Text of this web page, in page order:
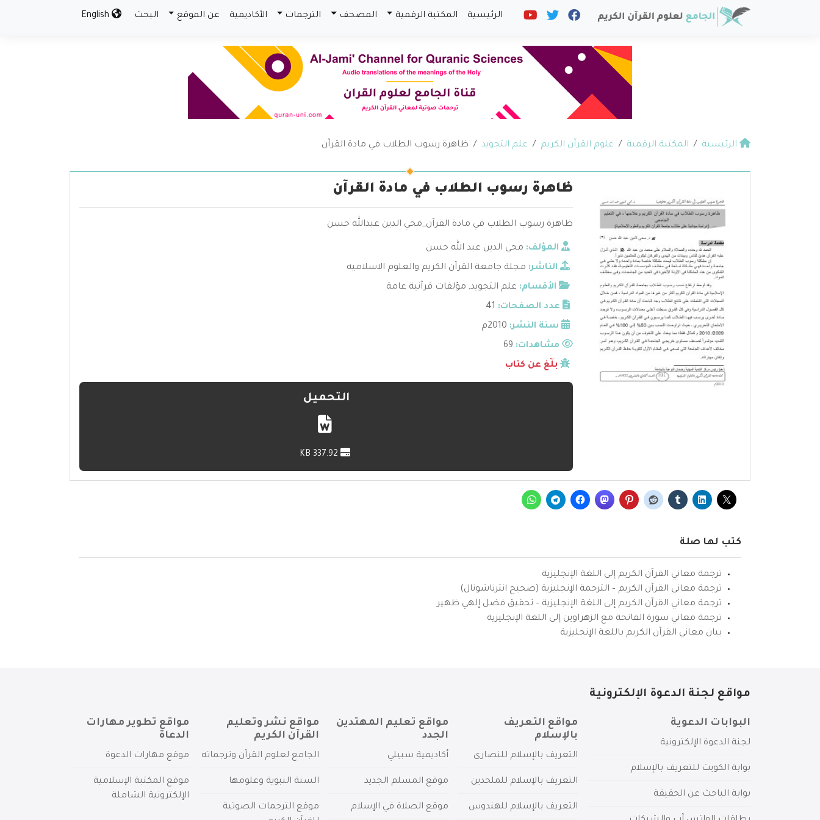
الرئيسية المكتبة الرقمية المصحف الترجمات الأكاديمية عن الموقع البحث
الرئيسية المكتبة الرقمية علوم القرآن الكريم علم التجويد ظاهرة رسوب الطلاب في مادة القرآن
ظاهرة رسوب الطلاب في مادة القرآن
ظاهرة رسوب الطلاب في مادة القرآن_محي الدين عبدالله حسن
المؤلف: محي الدين عبد الله حسن
الناشر: مجلة جامعة القرآن الكريم والعلوم الاسلاميه
الأقسام: علم التجويد, مؤلفات قرآنية عامة
عدد الصفحات: 41
سنة النشر: 2010م
مشاهدات:
بلّغ عن كتاب
التحميل
كتب لها صلة
ترجمة معاني القرآن الكريم إلى اللغة الإنجليزية
ترجمة معاني القرآن الكريم – الترجمة الإنجليزية (صحيح انترناشونال)
ترجمة معاني القرآن الكريم إلى اللغة الإنجليزية – تحقيق فضل إلهي ظهير
ترجمة معاني سورة الفاتحة مع الزهراوين إلى اللغة الإنجليزية
بيان معاني القرآن الكريم باللغة الإنجليزية
مواقع لجنة الدعوة الإلكترونية
البوابات الدعوية
لجنة الدعوة الإلكترونية
بوابة الكويت للتعريف بالإسلام
بوابة الباحث عن الحقيقة
مواقع التعريف
بالإسلام
التعريف بالإسلام للنصارى
التعريف بالإسلام للملحدين
التعريف بالإسلام للهندوس
مواقع تعليم المهتدين
الجدد
أكاديمية سبيلي
موقع المسلم الجديد
موقع الصلاة في الإسلام
مواقع نشر وتعليم
القرآن الكريم
الجامع لعلوم القرآن وترجماته
السنة النبوية وعلومها
موقع الترجمات الصوتية
مواقع تطوير مهارات
الدعاة
موقع مهارات الدعوة
موقع المكتبة الإسلامية
الإلكترونية الشاملة